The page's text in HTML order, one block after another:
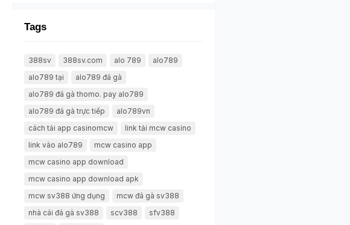
Tags
388sv 388sv.com alo 789
alo789
alo789 tại
alo789 đá gà
alo789 đá gà thomo. pay alo789
alo789 đá gà trực tiếp
alo789vn
cách tải app casinomcw
link tải mcw casino
link vào alo789
mcw casino app
mcw casino app download
mcw casino app download apk
mcw sv388 ứng dụng
mcw đá gà sv388
nhà cái đá gà sv388
scv388
sfv388